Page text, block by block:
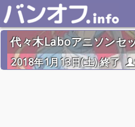
代々木Laboアニソンセ
2018年1月13日(土) 終了